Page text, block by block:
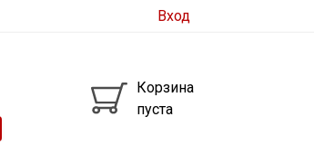
Вход
Корзина
пуста